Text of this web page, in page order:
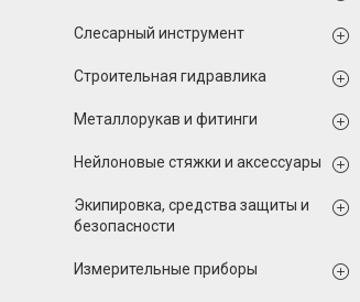
Слесарный инструмент
Строительная гидравлика
Металлорукав и фитинги
Нейлоновые стяжки и аксессуары
Экипировка, средства защиты и
безопасности
Измерительные приборы